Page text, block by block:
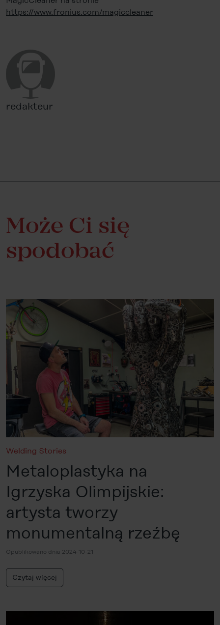
https://www.fronius.com/magiccleaner
redakteur
Może Ci się
spodobać
Welding Stories
Metaloplastyka na
Igrzyska Olimpijskie:
artysta tworzy
monumentalną rzeźbę
Opublikowano dnia 2024-10-21
Czytaj więcej